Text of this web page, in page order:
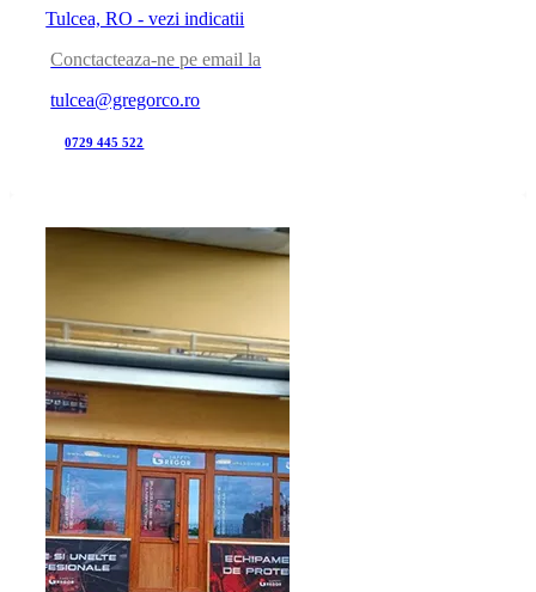
Tulcea, RO - vezi indicatii
Conctacteaza-ne pe email la
tulcea@gregorco.ro
0729 445 522